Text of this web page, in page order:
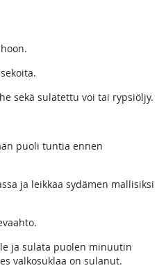
sekä sulatettu voi tai rypsiöljy.
puoli tuntia ennen
ja leikkaa sydämen mallisiksi
ja sulata puolen minuutin
valkosuklaa on sulanut.